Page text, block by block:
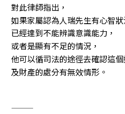
對此律師指出，
如果家屬認為人瑞先生有心智狀
已經達到不能辨識意識能力，
或者是顯有不足的情況，
他可以循司法的途徑去確認這個
及財產的處分有無效情形。
———